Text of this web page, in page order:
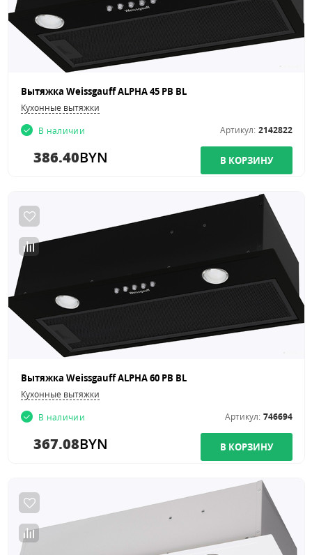
Вытяжка Weissgauff ALPHA 45 PB BL
Кухонные вытяжки
В наличии
Артикул: 2142822
386.40BYN
Вытяжка Weissgauff ALPHA 60 PB BL
Кухонные вытяжки
В наличии
Артикул: 746694
367.08BYN